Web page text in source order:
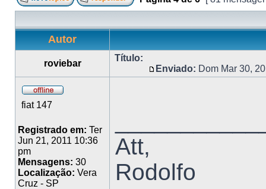
Autor
roviebar
Título:
Enviado: Dom Mar 30,
fiat 147
Registrado em: Ter
Jun 21, 2011 10:36
pm
Mensagens: 30
Localização: Vera
Cruz - SP
Att,
Rodolfo